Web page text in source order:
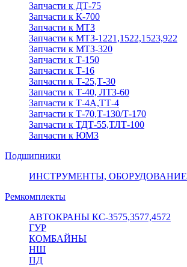
Запчасти к ДТ-75
Запчасти к К-700
Запчасти к МТЗ
Запчасти к МТЗ-1221,1522,1523,922
Запчасти к МТЗ-320
Запчасти к Т-150
Запчасти к Т-16
Запчасти к Т-25,Т-30
Запчасти к Т-40, ЛТЗ-60
Запчасти к Т-4А,ТТ-4
Запчасти к Т-70,Т-130/Т-170
Запчасти к ТДТ-55,ТЛТ-100
Запчасти к ЮМЗ
Подшипники
ИНСТРУМЕНТЫ, ОБОРУДОВАНИЕ
Ремкомплекты
АВТОКРАНЫ КС-3575,3577,4572
ГУР
КОМБАЙНЫ
НШ
ПД